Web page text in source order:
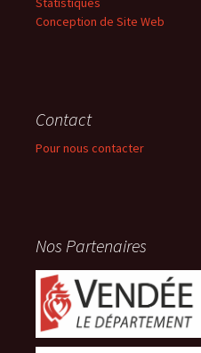
Conception de Site Web
Contact
Pour nous contacter
Nos Partenaires